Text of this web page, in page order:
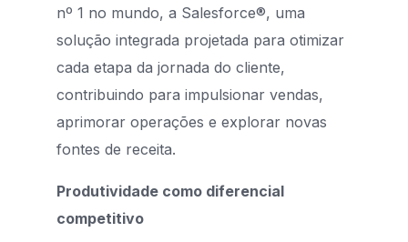
nº 1 no mundo, a Salesforce®, uma
solução integrada projetada para otimizar
cada etapa da jornada do cliente,
contribuindo para impulsionar vendas,
aprimorar operações e explorar novas
fontes de receita.
Produtividade como diferencial
competitivo